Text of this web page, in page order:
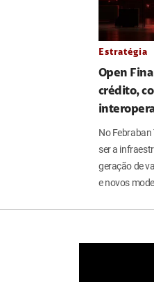
Estratégia
Open
crédito,
No Febraban
ser a
geração de
e novos